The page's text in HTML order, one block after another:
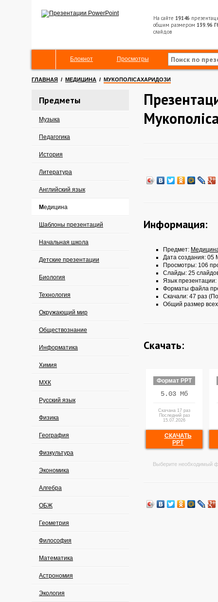
На сайте 19146
общим размером 139.96
слайдов
Блокнот Просмотры
ГЛАВНАЯ / МЕДИЦИНА / МУКОПОЛІСАХАРИДОЗИ
Предметы
Музыка
Педагогика
История
Литература
Английский язык
Медицина
Шаблоны презентаций
Начальная школа
Детские презентации
Биология
Технология
Окружающий мир
Обществознание
Информатика
Химия
МХК
Русский язык
Физика
География
Физкультура
Экономика
Алгебра
ОБЖ
Геометрия
Философия
Математика
Астрономия
Экология
Информация:
Предмет:
Дата создания: 05
Просмотры: 106
Слайды: 25
Язык презентации:
Форматы файла
Скачали: 47 раз
Общий размер
Скачать:
Формат PPT
5.03 Мб
Скачана 17 раз
Последний раз
15.07.2026
СКАЧАТЬ
PPT
Выберите необходимый